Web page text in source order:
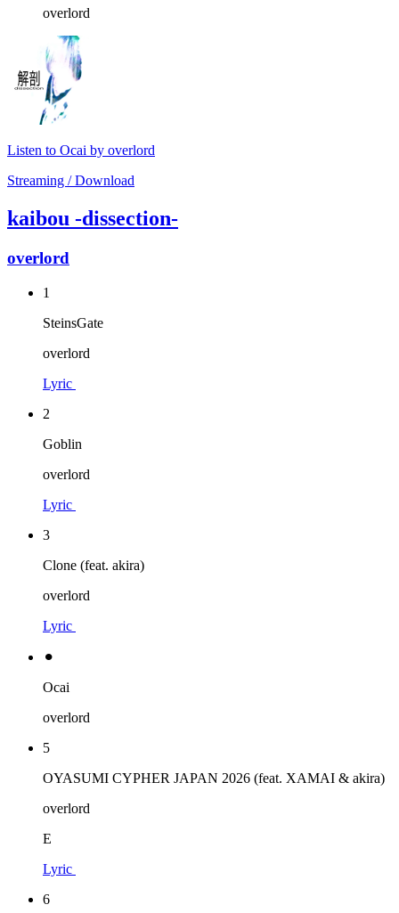
overlord
Listen to Ocai by overlord
Streaming / Download
kaibou -dissection-
overlord
1
SteinsGate
overlord
Lyric
2
Goblin
overlord
Lyric
3
Clone (feat. akira)
overlord
Lyric
⚫︎
Ocai
overlord
5
OYASUMI CYPHER JAPAN 2026 (feat. XAMAI & akira)
overlord
E
Lyric
6